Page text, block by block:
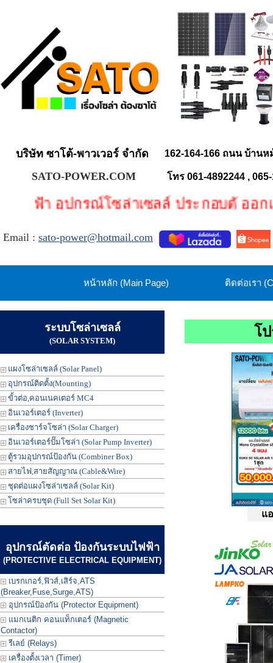
บริษัท ซาโต้-พาวเวอร์ จำกัด 162-164-166 ถนน บ้าน
SATO-POWER.COM โทร 061-4892244 ,
อุปกรณ์โซล่าเซลล์ ประกอบตู้ ออกแบบร
Email : sato-power@hotmail.com
หน้าหลัก (Main Page) ติดต่อเรา
ระบบโซล่าเซลล์
(SOLAR SYSTEM)
แผงโซล่าเซลล์ (Solar Panel)
อุปกรณ์ติดตั้ง(Mounting)
ขั้วต่อ,คอนเนคเตอร์ MC4
อินเวอร์เตอร์ (Inverter)
เครื่องชาร์จโซล่า (Solar Charger)
อินเวอร์เตอร์ปั๊มโซล่า (Solar Pump Inverter)
ตู้รวมอุปกรณ์ป้องกัน (Combiner Box)
สายไฟ,สายสัญญาณ (Cable&Wire)
ชุดต่อแผงโซล่าเซลล์ (Solar Kit)
โซล่าครบชุด (Full Set Solar Kit)
อุปกรณ์ตัดต่อ ป้องกันระบบไฟฟ้า
(PROTECTIVE ELECTRICAL EQUIPMENT)
เบรกเกอร์,ฟิวส์,เสิร์จ,ATS
(Breaker,Fuse,Surge,ATS)
อุปกรณ์ป้องกัน (Protector Equipment)
แมกเนติก คอนแท็กเตอร์ (Magnetic
Contactor)
รีเลย์ (Relays)
เครื่องตั้งเวลา (Timer)
โ
แ